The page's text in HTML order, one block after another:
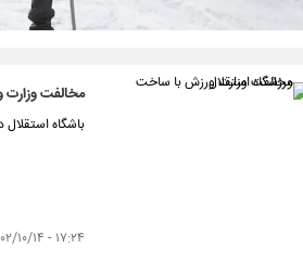
مخالفت وزارت
باشگاه
۱۷:۲۴ - ۱۴۰۲/۱۰/۱۴